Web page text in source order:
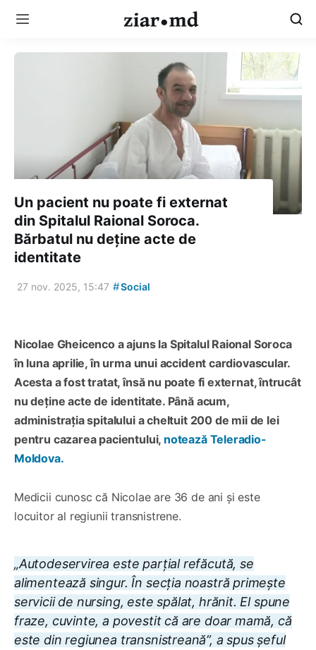
Un pacient nu poate fi externat
din Spitalul Raional Soroca.
Bărbatul nu deține acte de
identitate
27 nov. 2025, 15:47 #Social
Nicolae Gheicenco a ajuns la Spitalul Raional Soroca
în luna aprilie, în urma unui accident cardiovascular.
Acesta a fost tratat, însă nu poate fi externat, întrucât
nu deține acte de identitate. Până acum,
administrația spitalului a cheltuit 200 de mii de lei
pentru cazarea pacientului, notează Teleradio-
Moldova.
Medicii cunosc că Nicolae are 36 de ani și este
locuitor al regiunii transnistrene.
„Autodeservirea este parțial refăcută, se
alimentează singur. În secția noastră primește
servicii de nursing, este spălat, hrănit. El spune
fraze, cuvinte, a povestit că are doar mamă, că
este din regiunea transnistreană”, a spus șeful